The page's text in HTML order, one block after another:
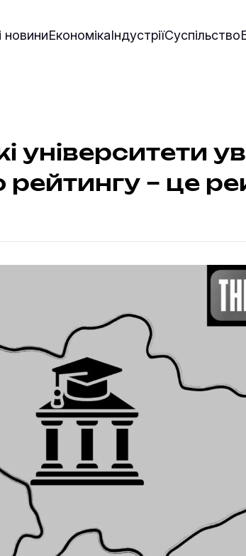
новиниЕкономікаІндустріїСуспільство
університети
рейтингу – це